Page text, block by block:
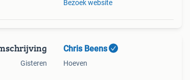
Bezoek website
Gisteren
Chris Beens
Hoeven